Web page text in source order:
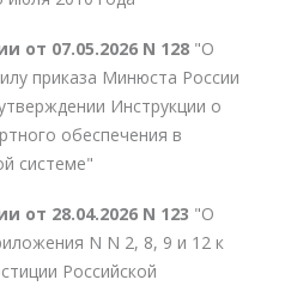
от 07.05.2026 N 128 "О
приказа Минюста России
Инструкции о
обеспечения в
системе"
от 28.04.2026 N 123 "О
N N 2, 8, 9 и 12 к
Российской